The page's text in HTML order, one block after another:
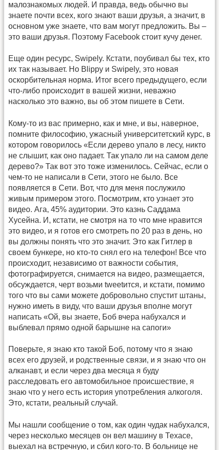
малознакомых людей. И правда, ведь обычно вы
знаете почти всех, кого знают ваши друзья, а значит, в
основном уже знаете, что вам могут предложить. Вы –
это ваши друзья. Поэтому Facebook стоит кучу денег.
Еще один ресурс, Swipely. Кстати, поубивал бы тех, кто
их так называет. Но Blippy и Swipely, это новая
оскорбительная норма. Итог всего предыдущего, если
что-либо происходит в вашей жизни, неважно
насколько это важно, вы об этом пишете в Сети.
Кому-то из вас примерно, как и мне, и вы, наверное,
помните философию, ужасный университетский курс, в
котором говорилось «Если дерево упало в лесу, никто
не слышит, как оно падает. Так упало ли на самом деле
дерево?» Так вот это тоже изменилось. Сейчас, если о
чем-то не написали в Сети, этого не было. Все
появляется в Сети. Вот, что для меня послужило
живым примером этого. Посмотрим, кто узнает это
видео. Ага, 45% аудитории. Это казнь Саддама
Хусейна. И, кстати, не смотря на то что мне нравится
это видео, и я готов его смотреть по 20 раз в день, но
вы должны понять что это значит. Это как Гитлер в
своем бункере, но кто-то снял его на телефон! Все что
происходит, независимо от важности события,
фотографируется, снимается на видео, размещается,
обсуждается, черт возьми tweetится, и кстати, помимо
того что вы сами можете добровольно спустит штаны,
нужно иметь в виду, что ваши друзья вполне могут
написать «Ой, вы знаете, Боб вчера набухался и
выблевал прямо одной барышне на сапоги»
Поверьте, я знаю кто такой Боб, потому что я знаю
всех его друзей, и родственные связи, и я знаю что он
алканавт, и если через два месяца я буду
расследовать его автомобильное происшествие, я
знаю что у него есть история употребления алкоголя.
Это, кстати, реальный случай.
Мы нашли сообщение о том, как один чудак набухался,
через несколько месяцев он вел машину в Техасе,
выехал на встречную, и сбил кого-то. В больнице не